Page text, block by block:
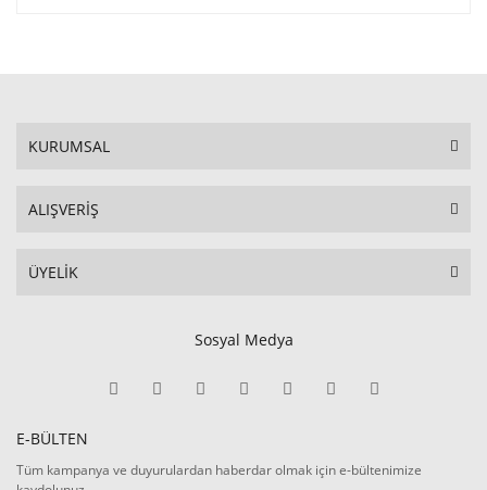
KURUMSAL
ALIŞVERİŞ
ÜYELİK
Sosyal Medya
E-BÜLTEN
Tüm kampanya ve duyurulardan haberdar olmak için e-bültenimize